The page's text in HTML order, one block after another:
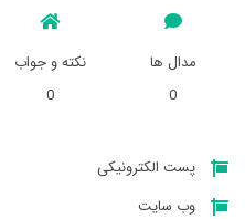
مدال ها
0
نکته و جواب
0
پست الکترونیکی
وب سایت